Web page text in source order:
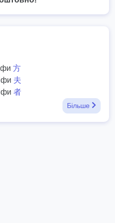
方
夫
者
Більше